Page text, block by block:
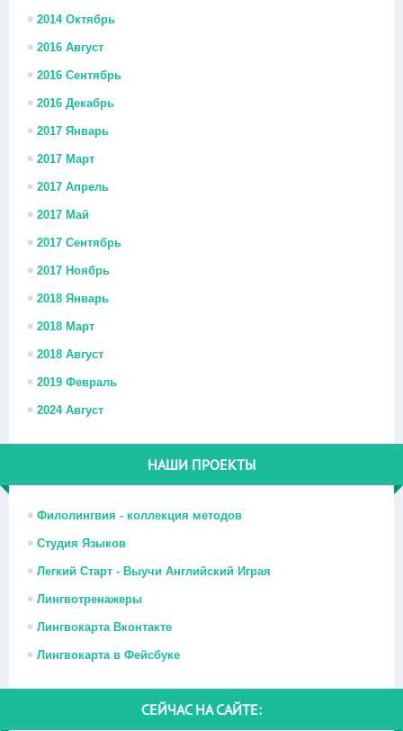
2014 Октябрь
2016 Август
2016 Сентябрь
2016 Декабрь
2017 Январь
2017 Март
2017 Апрель
2017 Май
2017 Сентябрь
2017 Ноябрь
2018 Январь
2018 Март
2018 Август
2019 Февраль
2024 Август
НАШИ ПРОЕКТЫ
Филолингвия - коллекция методов
Студия Языков
Легкий Старт - Выучи Английский Играя
Лингвотренажеры
Лингвокарта Вконтакте
Лингвокарта в Фейсбуке
СЕЙЧАС НА САЙТЕ: